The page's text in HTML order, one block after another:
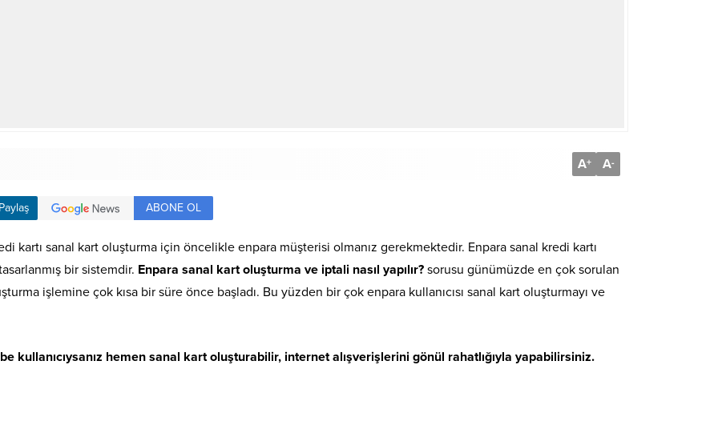
A+ A-
Paylaş ABONE OL
kartı sanal kart oluşturma için öncelikle enpara müşterisi olmanız gerekmektedir. Enpara sanal kredi kartı
bir sistemdir. Enpara sanal kart oluşturma ve iptali nasıl yapılır? sorusu günümüzde en çok sorulan
işlemine çok kısa bir süre önce başladı. Bu yüzden bir çok enpara kullanıcısı sanal kart oluşturmayı ve
kullanıcıysanız hemen sanal kart oluşturabilir, internet alışverişlerini gönül rahatlığıyla yapabilirsiniz.